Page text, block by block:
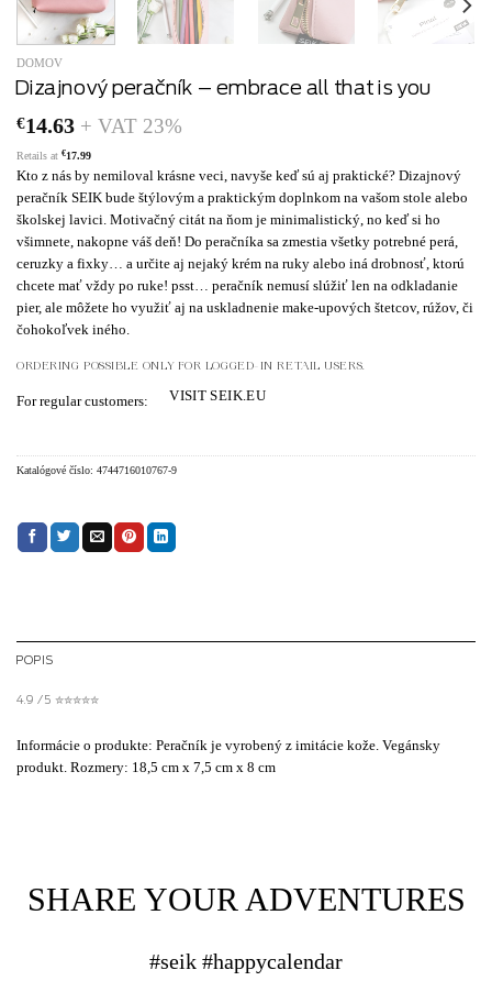
DOMOV
Dizajnový peračník – embrace all that is you
€14.63 + VAT 23%
Retails at €17.99
Kto z nás by nemiloval krásne veci, navyše keď sú aj praktické? Dizajnový
peračník SEIK bude štýlovým a praktickým doplnkom na vašom stole alebo
školskej lavici. Motivačný citát na ňom je minimalistický, no keď si ho
všimnete, nakopne váš deň! Do peračníka sa zmestia všetky potrebné perá,
ceruzky a fixky… a určite aj nejaký krém na ruky alebo iná drobnosť, ktorú
chcete mať vždy po ruke! psst… peračník nemusí slúžiť len na odkladanie
pier, ale môžete ho využiť aj na uskladnenie make-upových štetcov, rúžov, či
čohokoľvek iného.
ORDERING POSSIBLE ONLY FOR LOGGED-IN RETAIL USERS.
For regular customers: VISIT SEIK.EU
Katalógové číslo: 4744716010767-9
POPIS
4.9 / 5 ✮✮✮✮✮
Informácie o produkte: Peračník je vyrobený z imitácie kože. Vegánsky
produkt. Rozmery: 18,5 cm x 7,5 cm x 8 cm
SHARE YOUR ADVENTURES
#seik #happycalendar